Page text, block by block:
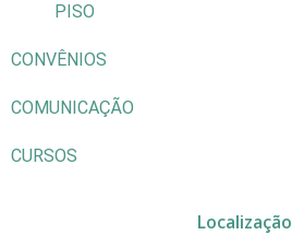
PISO
CONVÊNIOS
COMUNICAÇÃO
CURSOS
Localização